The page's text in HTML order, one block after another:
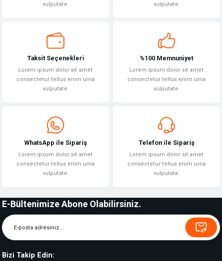
vulputate. vulputate.
Taksit Seçenekleri
Lorem ipsum dolor sit amet
consectetur tellus enim urna
vulputate.
%100 Memnuniyet
Lorem ipsum dolor sit amet
consectetur tellus enim urna
vulputate.
WhatsApp ile Sipariş
Lorem ipsum dolor sit amet
consectetur tellus enim urna
vulputate.
Telefon ile Sipariş
Lorem ipsum dolor sit amet
consectetur tellus enim urna
vulputate.
E-Bültenimize Abone Olabilirsiniz.
Bizi Takip Edin: